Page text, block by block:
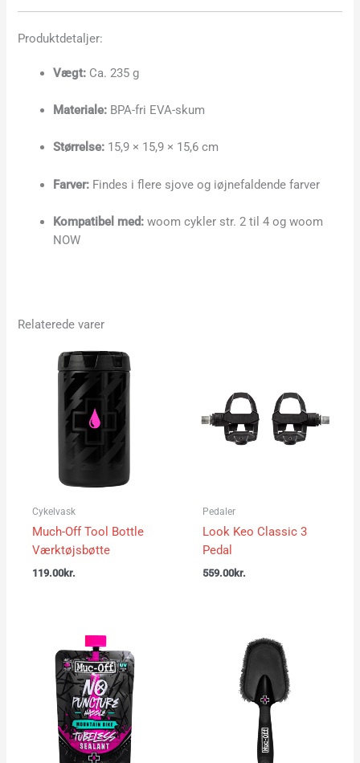
Produktdetaljer:
Vægt: Ca. 235 g
Materiale: BPA-fri EVA-skum
Størrelse: 15,9 × 15,9 × 15,6 cm
Farver: Findes i flere sjove og iøjnefaldende farver
Kompatibel med: woom cykler str. 2 til 4 og woom
NOW
Relaterede varer
Cykelvask
Much-Off Tool Bottle
Værktøjsbøtte
119.00kr.
Pedaler
Look Keo Classic 3
Pedal
559.00kr.
79.00kr.
til
219.00kr.